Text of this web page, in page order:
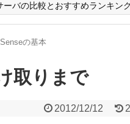
ーバの比較とおすすめランキン
の基本
取りまで
2012/12/12